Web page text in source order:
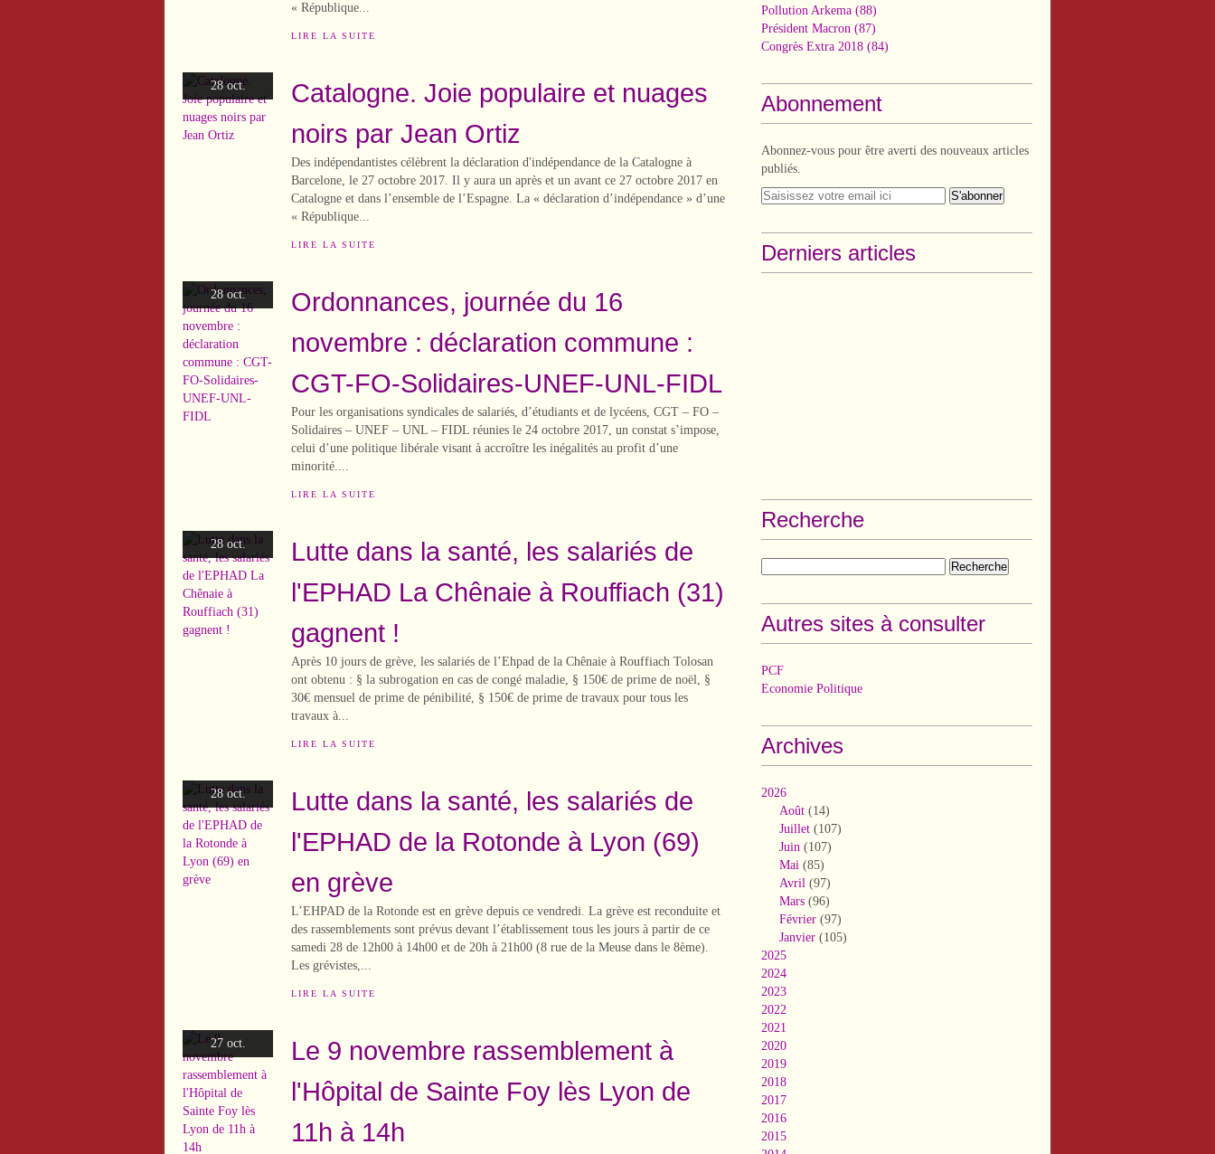
« République...
LIRE LA SUITE
28 oct.
Catalogne. Joie populaire et nuages
noirs par Jean Ortiz
Des indépendantistes célèbrent la déclaration d'indépendance de la Catalogne à
Barcelone, le 27 octobre 2017. Il y aura un après et un avant ce 27 octobre 2017 en
Catalogne et dans l’ensemble de l’Espagne. La « déclaration d’indépendance » d’une
« République...
LIRE LA SUITE
28 oct.
Ordonnances, journée du 16
novembre : déclaration commune :
CGT-FO-Solidaires-UNEF-UNL-FIDL
Pour les organisations syndicales de salariés, d’étudiants et de lycéens, CGT – FO –
Solidaires – UNEF – UNL – FIDL réunies le 24 octobre 2017, un constat s’impose,
celui d’une politique libérale visant à accroître les inégalités au profit d’une
minorité....
LIRE LA SUITE
28 oct.
Lutte dans la santé, les salariés de
l'EPHAD La Chênaie à Rouffiach (31)
gagnent !
Après 10 jours de grève, les salariés de l’Ehpad de la Chênaie à Rouffiach Tolosan
ont obtenu : § la subrogation en cas de congé maladie, § 150€ de prime de noël, §
30€ mensuel de prime de pénibilité, § 150€ de prime de travaux pour tous les
travaux à...
LIRE LA SUITE
28 oct.
Lutte dans la santé, les salariés de
l'EPHAD de la Rotonde à Lyon (69)
en grève
L’EHPAD de la Rotonde est en grève depuis ce vendredi. La grève est reconduite et
des rassemblements sont prévus devant l’établissement tous les jours à partir de ce
samedi 28 de 12h00 à 14h00 et de 20h à 21h00 (8 rue de la Meuse dans le 8ème).
Les grévistes,...
LIRE LA SUITE
27 oct.
Le 9 novembre rassemblement à
l'Hôpital de Sainte Foy lès Lyon de
11h à 14h
Pollution Arkema (88)
Président Macron (87)
Congrès Extra 2018 (84)
Abonnement
Abonnez-vous pour être averti des nouveaux articles
publiés.
Derniers articles
Recherche
Autres sites à consulter
PCF
Economie Politique
Archives
2026
Août (14)
Juillet (107)
Juin (107)
Mai (85)
Avril (97)
Mars (96)
Février (97)
Janvier (105)
2025
2024
2023
2022
2021
2020
2019
2018
2017
2016
2015